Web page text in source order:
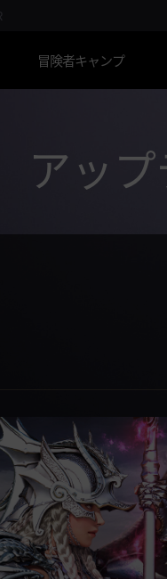
冒険者キャンプ
アッ